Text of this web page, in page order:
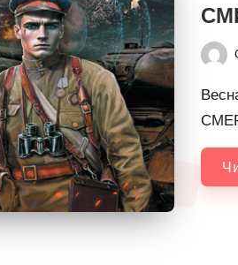
Запись
от